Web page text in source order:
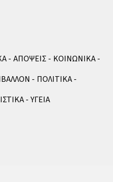
ΑΠΟΨΕΙΣ
ΚΟΙΝΩΝΙΚΑ
ΠΟΛΙΤΙΚΑ
ΥΓΕΙΑ
μας μέσω της